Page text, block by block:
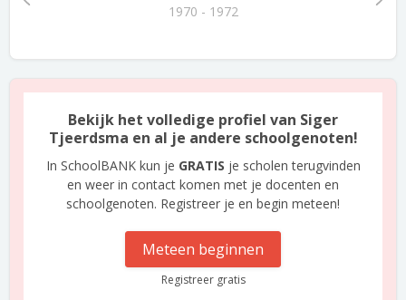
1970 - 1972
Bekijk het volledige profiel van Siger
Tjeerdsma en al je andere schoolgenoten!
In SchoolBANK kun je GRATIS je scholen terugvinden
en weer in contact komen met je docenten en
schoolgenoten. Registreer je en begin meteen!
Meteen beginnen
Registreer gratis